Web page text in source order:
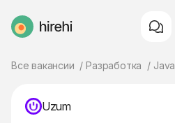
HireHi
Все вакансии Разработка Java
Uzum